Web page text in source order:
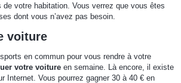
votre habitation. Vous verrez que vous êtes
dont vous n’avez pas besoin.
voiture
en commun pour vous rendre à votre
votre voitureen semaine. Là encore, il existe
Internet. Vous pourrez gagner 30 à 40 € en